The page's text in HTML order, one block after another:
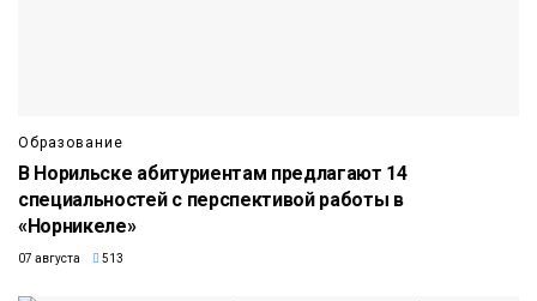
Образование
В Норильске абитуриентам предлагают 14
специальностей с перспективой работы в
«Норникеле»
07 августа 513